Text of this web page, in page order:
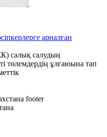
арналған
салық салудың
төлемдердің ұлғаюына тап